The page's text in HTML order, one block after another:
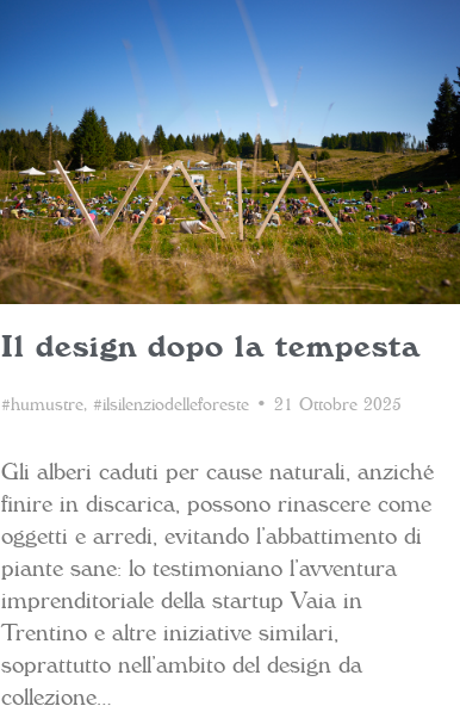
Il design dopo la tempesta
#humustre, #ilsilenziodelleforeste • 21 Ottobre 2025
Gli alberi caduti per cause naturali, anziché
finire in discarica, possono rinascere come
oggetti e arredi, evitando l’abbattimento di
piante sane: lo testimoniano l’avventura
imprenditoriale della startup Vaia in
Trentino e altre iniziative similari,
soprattutto nell’ambito del design da
collezione…